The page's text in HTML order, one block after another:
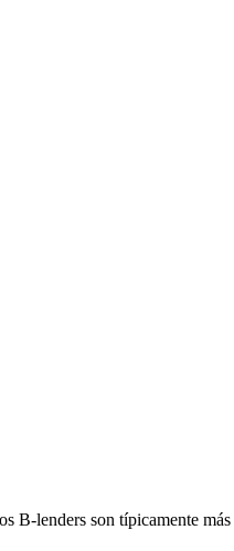
B-lenders son típicamente